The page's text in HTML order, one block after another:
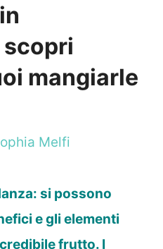
mangiarle
Melfi
si possono
e gli elementi
frutto. I